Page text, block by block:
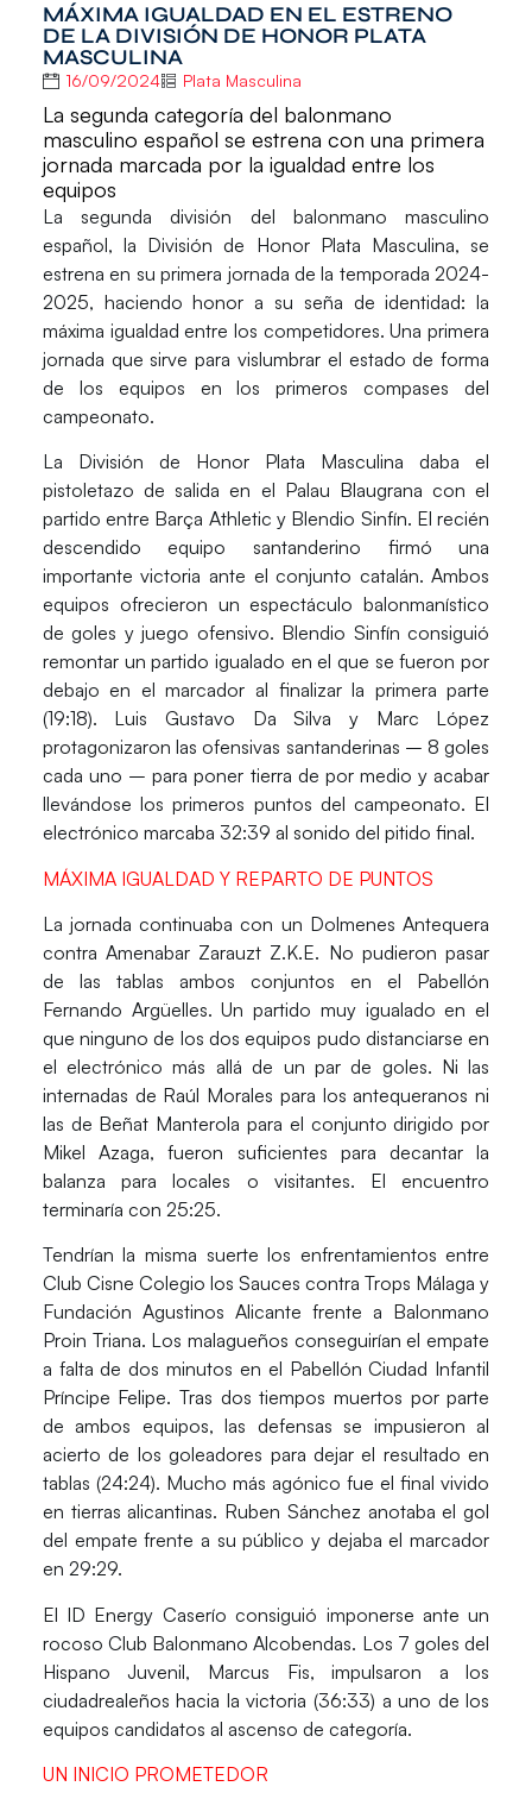
MÁXIMA IGUALDAD EN EL ESTRENO
DE LA DIVISIÓN DE HONOR PLATA
MASCULINA
16/09/2024 Plata Masculina
La segunda categoría del balonmano
masculino español se estrena con una primera
jornada marcada por la igualdad entre los
equipos
La segunda división del balonmano masculino
español, la División de Honor Plata Masculina, se
estrena en su primera jornada de la temporada 2024-
2025, haciendo honor a su seña de identidad:la
máxima igualdad entre los competidores.Una primera
jornada que sirve para vislumbrar el estado de forma
de los equipos en los primeros compases del
campeonato.
La División de Honor Plata Masculina daba el
pistoletazo de salida en el Palau Blaugrana con el
partido entre Barça Athletic y Blendio Sinfín. El recién
descendido equipo santanderino firmó una
importante victoria ante el conjunto catalán. Ambos
equipos ofrecieron un espectáculo balonmanístico
de goles y juego ofensivo. Blendio Sinfín consiguió
remontar un partido igualado en el que se fueron por
debajo en el marcador al finalizar la primera parte
(19:18). Luis Gustavo Da Silva y Marc López
protagonizaron las ofensivas santanderinas – 8 goles
cada uno – para poner tierra de por medio y acabar
llevándose los primeros puntos del campeonato. El
electrónico marcaba 32:39 al sonido del pitido final.
MÁXIMA IGUALDAD Y REPARTO DE PUNTOS
La jornada continuaba con un Dolmenes Antequera
contra Amenabar Zarauzt Z.K.E. No pudieron pasar
de las tablas ambos conjuntos en el Pabellón
Fernando Argüelles. Un partido muy igualado en el
que ninguno de los dos equipos pudo distanciarse en
el electrónico más allá de un par de goles. Ni las
internadas de Raúl Morales para los antequeranos ni
las de Beñat Manterola para el conjunto dirigido por
Mikel Azaga, fueron suficientes para decantar la
balanza para locales o visitantes. El encuentro
terminaría con 25:25.
Tendrían la misma suerte los enfrentamientos entre
Club Cisne Colegio los Sauces contra Trops Málaga y
Fundación Agustinos Alicante frente a Balonmano
Proin Triana. Los malagueños conseguirían el empate
a falta de dos minutos en el Pabellón Ciudad Infantil
Príncipe Felipe. Tras dos tiempos muertos por parte
de ambos equipos, las defensas se impusieron al
acierto de los goleadores para dejar el resultado en
tablas (24:24). Mucho más agónico fue el final vivido
en tierras alicantinas. Ruben Sánchez anotaba el gol
del empate frente a su público y dejaba el marcador
en 29:29.
El ID Energy Caserío consiguió imponerse ante un
rocoso Club Balonmano Alcobendas. Los 7 goles del
Hispano Juvenil, Marcus Fis, impulsaron a los
ciudadrealeños hacia la victoria (36:33) a uno de los
equipos candidatos al ascenso de categoría.
UN INICIO PROMETEDOR